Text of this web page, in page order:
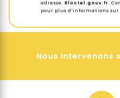
adresse:Bloctel.gouv.fr.
pour plus d’informations sur
Nous intervenons